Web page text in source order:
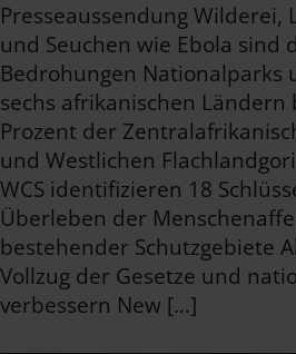
Presseaussendung Wilderei,
und Seuchen wie Ebola sind
Bedrohungen Nationalparks
sechs afrikanischen
Prozent der
und Westlichen
WCS identifizieren 18
Überleben der
bestehender Schutzgebiete
Vollzug der Gesetze und
verbessern New […]